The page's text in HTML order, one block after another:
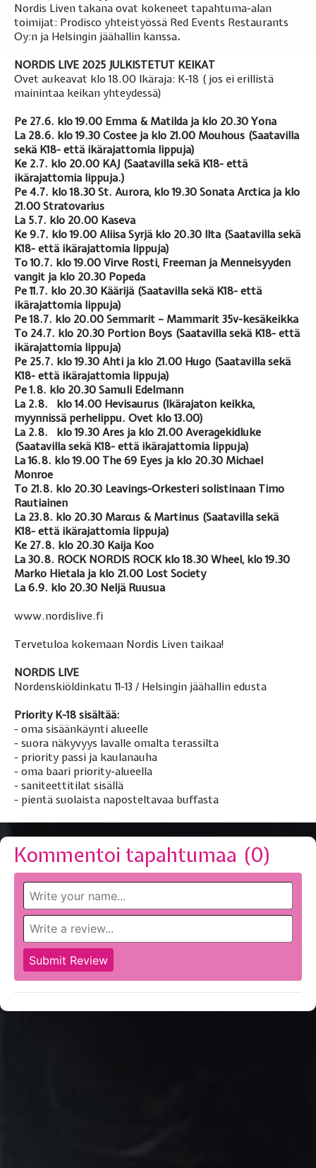
Nordis Liven takana ovat kokeneet tapahtuma-alan
toimijat: Prodisco yhteistyössä Red Events Restaurants
Oy:n ja Helsingin jäähallin kanssa.
NORDIS LIVE 2025 JULKISTETUT KEIKAT
Ovet aukeavat klo 18.00 Ikäraja: K-18 ( jos ei erillistä
mainintaa keikan yhteydessä)
Pe 27.6. klo 19.00 Emma & Matilda ja klo 20.30 Yona
La 28.6. klo 19.30 Costee ja klo 21.00 Mouhous (Saatavilla
sekä K18- että ikärajattomia lippuja)
Ke 2.7. klo 20.00 KAJ (Saatavilla sekä K18- että
ikärajattomia lippuja.)
Pe 4.7. klo 18.30 St. Aurora, klo 19.30 Sonata Arctica ja klo
21.00 Stratovarius
La 5.7. klo 20.00 Kaseva
Ke 9.7. klo 19.00 Aliisa Syrjä klo 20.30 Ilta (Saatavilla sekä
K18- että ikärajattomia lippuja)
To 10.7. klo 19.00 Virve Rosti, Freeman ja Menneisyyden
vangit ja klo 20.30 Popeda
Pe 11.7. klo 20.30 Käärijä (Saatavilla sekä K18- että
ikärajattomia lippuja)
Pe 18.7. klo 20.00 Semmarit – Mammarit 35v-kesäkeikka
To 24.7. klo 20.30 Portion Boys (Saatavilla sekä K18- että
ikärajattomia lippuja)
Pe 25.7. klo 19.30 Ahti ja klo 21.00 Hugo (Saatavilla sekä
K18- että ikärajattomia lippuja)
Pe 1.8. klo 20.30 Samuli Edelmann
La 2.8. klo 14.00 Hevisaurus (Ikärajaton keikka,
myynnissä perhelippu. Ovet klo 13.00)
La 2.8. klo 19.30 Ares ja klo 21.00 Averagekidluke
(Saatavilla sekä K18- että ikärajattomia lippuja)
La 16.8. klo 19.00 The 69 Eyes ja klo 20.30 Michael
Monroe
To 21.8. klo 20.30 Leavings-Orkesteri solistinaan Timo
Rautiainen
La 23.8. klo 20.30 Marcus & Martinus (Saatavilla sekä
K18- että ikärajattomia lippuja)
Ke 27.8. klo 20.30 Kaija Koo
La 30.8. ROCK NORDIS ROCK klo 18.30 Wheel, klo 19.30
Marko Hietala ja klo 21.00 Lost Society
La 6.9. klo 20.30 Neljä Ruusua
www.nordislive.fi
Tervetuloa kokemaan Nordis Liven taikaa!
NORDIS LIVE
Nordenskiöldinkatu 11-13 / Helsingin jäähallin edusta
Priority K-18 sisältää:
- oma sisäänkäynti alueelle
- suora näkyvyys lavalle omalta terassilta
- priority passi ja kaulanauha
- oma baari priority-alueella
- saniteettitilat sisällä
- pientä suolaista naposteltavaa buffasta
Kommentoi tapahtumaa (0)